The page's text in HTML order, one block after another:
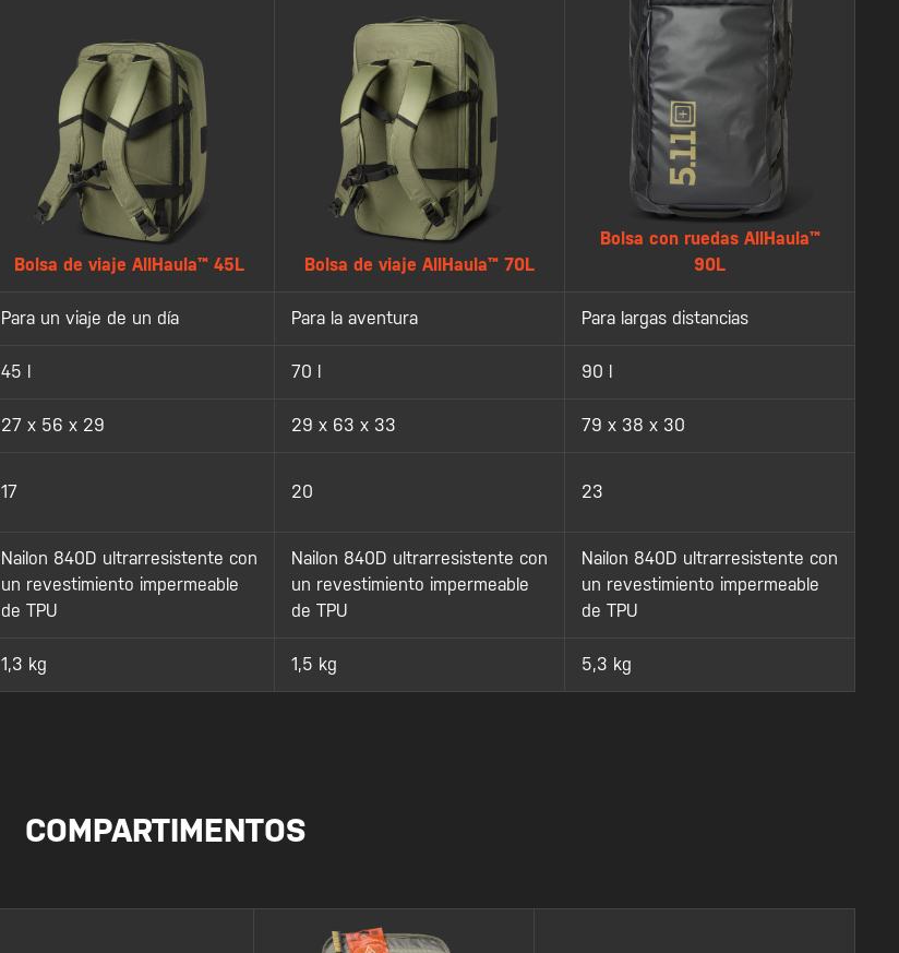
Bolsa de viaje AllHaula™ 45L Bolsa de viaje AllHaula™ 70L
Bolsa con ruedas AllHaula™
90L
Para un viaje de un día Para la aventura Para largas distancias
45 l 70 l 90 l
27 x 56 x 29 29 x 63 x 33 79 x 38 x 30
17 20 23
Nailon 840D ultrarresistente con
un revestimiento impermeable
de TPU
Nailon 840D ultrarresistente con
un revestimiento impermeable
de TPU
Nailon 840D ultrarresistente con
un revestimiento impermeable
de TPU
1,3 kg 1,5 kg 5,3 kg
COMPARTIMENTOS